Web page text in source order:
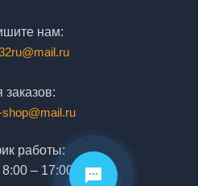
нам:
заказов:
работы:
– 17:00